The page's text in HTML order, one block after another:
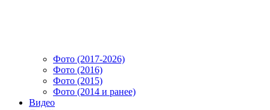
Фото (2017-2026)
Фото (2016)
Фото (2015)
Фото (2014 и ранее)
Видео